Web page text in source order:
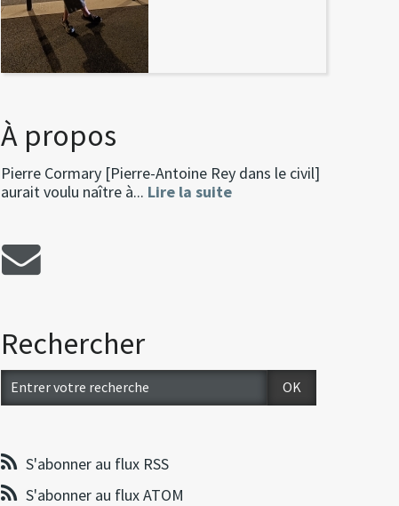
À propos
Pierre Cormary [Pierre-Antoine Rey dans le civil]
aurait voulu naître à... Lire la suite
Rechercher
S'abonner au flux RSS
S'abonner au flux ATOM